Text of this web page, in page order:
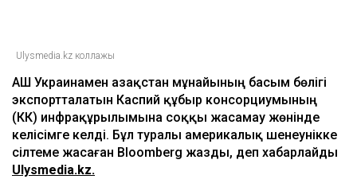
Ulysmedia.kz коллажы
АҚШ Украинамен Қазақстан мұнайының басым бөлігі
экспортталатын Каспий құбыр консорциумының
(КҚК) инфрақұрылымына соққы жасамау жөнінде
келісімге келді. Бұл туралы америкалық шенеунікке
сілтеме жасаған Bloomberg жазды, деп хабарлайды
Ulysmedia.kz.